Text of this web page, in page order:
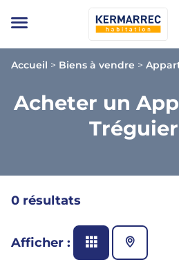
Accueil > Biens à vendre >
Acheter un
0 résultats
Afficher :